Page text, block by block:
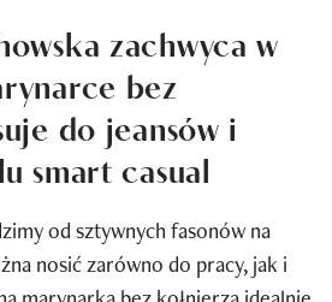
zachwyca w
bez
do jeansów i
smart casual
od sztywnych fasonów na
nosić zarówno do pracy, jak i